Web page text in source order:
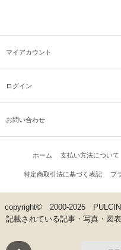
マイアカウント
ログイン
お問い合わせ
ホーム 支払い方法について
特定商取引法に基づく表記 プ
copyright© 2000-2025
記載されている記事・写真・図